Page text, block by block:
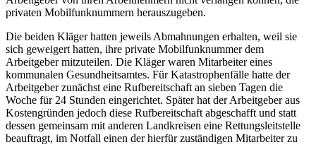
privaten Mobilfunknummern herauszugeben.
Die beiden Kläger hatten jeweils Abmahnungen erhalten, weil sie
sich geweigert hatten, ihre private Mobilfunknummer dem
Arbeitgeber mitzuteilen. Die Kläger waren Mitarbeiter eines
kommunalen Gesundheitsamtes. Für Katastrophenfälle hatte der
Arbeitgeber zunächst eine Rufbereitschaft an sieben Tagen die
Woche für 24 Stunden eingerichtet. Später hat der Arbeitgeber aus
Kostengründen jedoch diese Rufbereitschaft abgeschafft und statt
dessen gemeinsam mit anderen Landkreisen eine Rettungsleitstelle
beauftragt, im Notfall einen der hierfür zuständigen Mitarbeiter zu